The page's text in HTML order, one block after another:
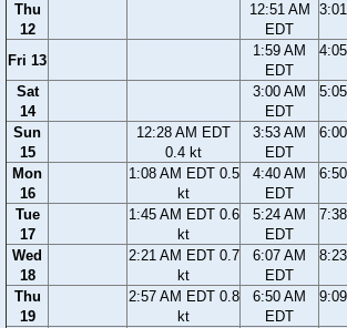
Thu
12
12:51 AM
EDT
Fri 13
1:59 AM
EDT
Sat
14
3:00 AM
EDT
Sun
15
12:28 AM EDT
0.4 kt
3:53 AM
EDT
Mon
16
1:08 AM EDT 0.5
kt
4:40 AM
EDT
Tue
17
1:45 AM EDT 0.6
kt
5:24 AM
EDT
Wed
18
2:21 AM EDT 0.7
kt
6:07 AM
EDT
Thu
19
2:57 AM EDT 0.8
kt
6:50 AM
EDT